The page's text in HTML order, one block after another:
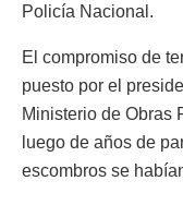
Policía Nacional.
El compromiso de
puesto por el
Ministerio de Obras
luego de años de
escombros se